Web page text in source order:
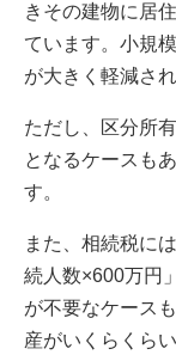
きその建物に居
ています。小規
が大きく軽減さ
ただし、区分所
となるケースも
す。
また、相続税に
続人数×600万円
が不要なケース
産がいくらくら